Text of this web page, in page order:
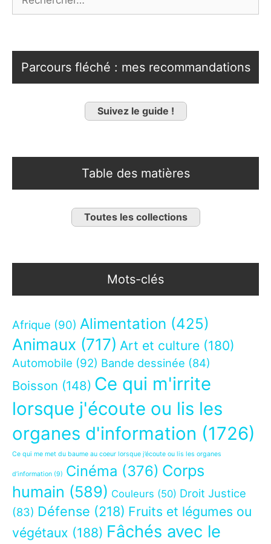
Parcours fléché : mes recommandations
Suivez le guide !
Table des matières
Toutes les collections
Mots-clés
Afrique (90) Alimentation (425)
Animaux (717) Art et culture (180)
Automobile (92) Bande dessinée (84)
Boisson (148) Ce qui m'irrite
lorsque j'écoute ou lis les
organes d'information (1726)
Ce qui me met du baume au coeur lorsque j’écoute ou lis les organes
d’information (9) Cinéma (376) Corps
humain (589) Couleurs (50) Droit Justice
(83) Défense (218) Fruits et légumes ou
végétaux (188) Fâchés avec le